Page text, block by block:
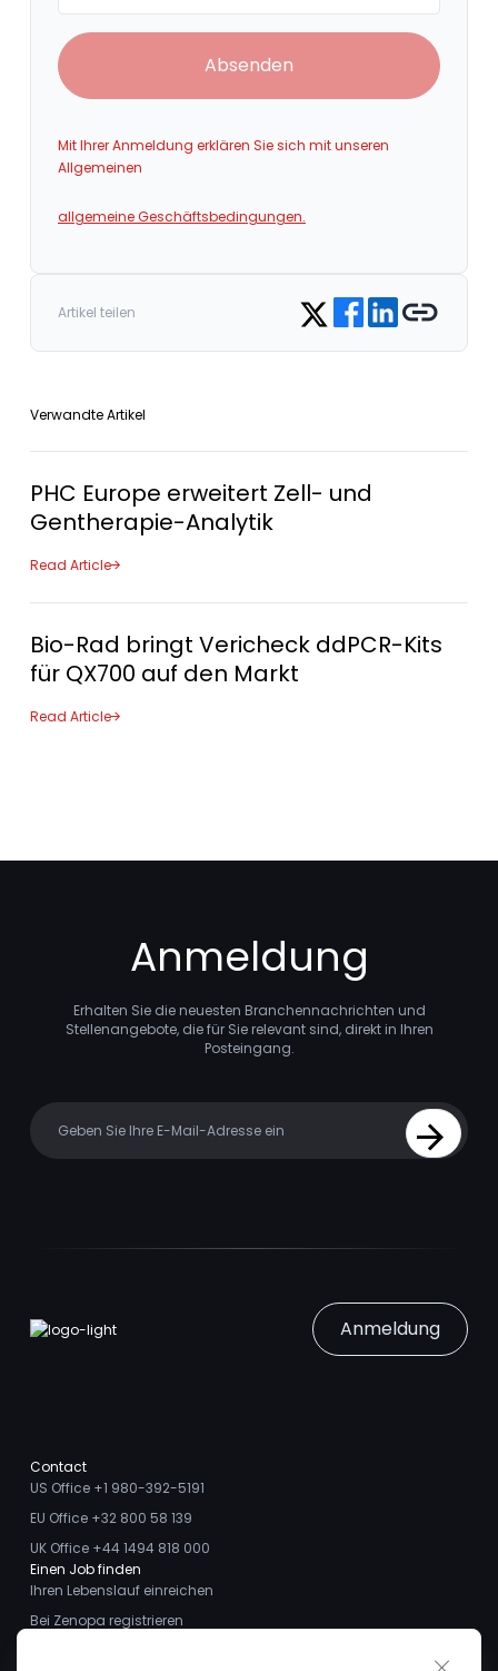
Absenden
Mit Ihrer Anmeldung erklären Sie sich mit unseren
Allgemeinen
allgemeine Geschäftsbedingungen.
Artikel teilen Share on Twitter
Share on Facebook
Share on LinkedIn
Copy link
Verwandte Artikel
PHC Europe erweitert Zell- und
Gentherapie-Analytik
Read Article
Bio-Rad bringt Vericheck ddPCR-Kits
für QX700 auf den Markt
Read Article
Anmeldung
Erhalten Sie die neuesten Branchennachrichten und
Stellenangebote, die für Sie relevant sind, direkt in Ihren
Posteingang.
Sign Up
Anmeldung
Contact
US Office +1 980-392-5191
EU Office +32 800 58 139
UK Office +44 1494 818 000
Einen Job finden
Ihren Lebenslauf einreichen
Bei Zenopa registrieren
Close